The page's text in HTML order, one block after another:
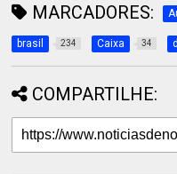
MARCADORES:
brasil 234 Caixa 34
COMPARTILHE: